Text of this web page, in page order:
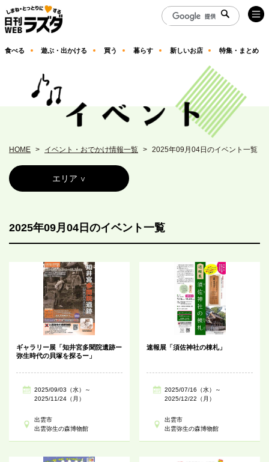
食べる 遊ぶ・出かける 買う 暮らす 新しいお店 特集・まとめ
HOME イベント・おでかけ情報一覧 2025年09月04日のイベント一覧
エリア
2025年09月04日のイベント一覧
ギャラリー展「知井宮多聞院遺跡ー
弥生時代の貝塚を探るー」
2025/09/03（水）～
2025/11/24（月）
出雲市
出雲弥生の森博物館
速報展「須佐神社の棟札」
2025/07/16（水）～
2025/12/22（月）
出雲市
出雲弥生の森博物館